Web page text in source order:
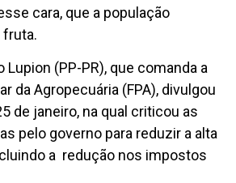
cara, que a população
Lupion (PP-PR), que comanda a
da Agropecuária (FPA), divulgou
de janeiro, na qual criticou as
pelo governo para reduzir a alta
a redução nos impostos